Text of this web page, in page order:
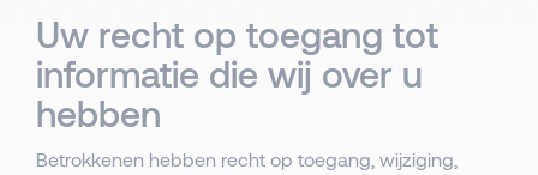
Uw recht op toegang tot
informatie die wij over u
hebben
Betrokkenen hebben recht op toegang, wijziging,